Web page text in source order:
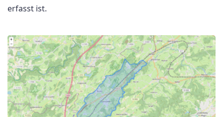
erfasst ist.